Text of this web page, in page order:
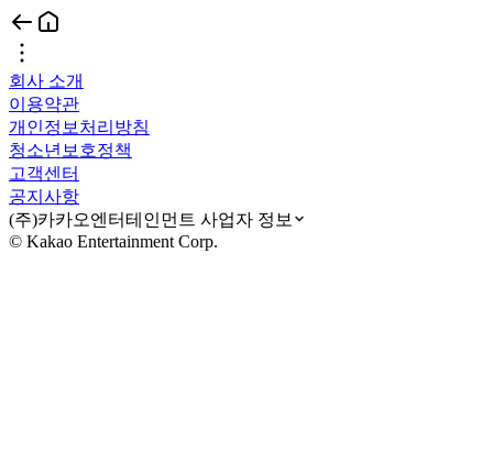
회사 소개
이용약관
개인정보처리방침
청소년보호정책
고객센터
공지사항
(주)카카오엔터테인먼트 사업자 정보
© Kakao Entertainment Corp.